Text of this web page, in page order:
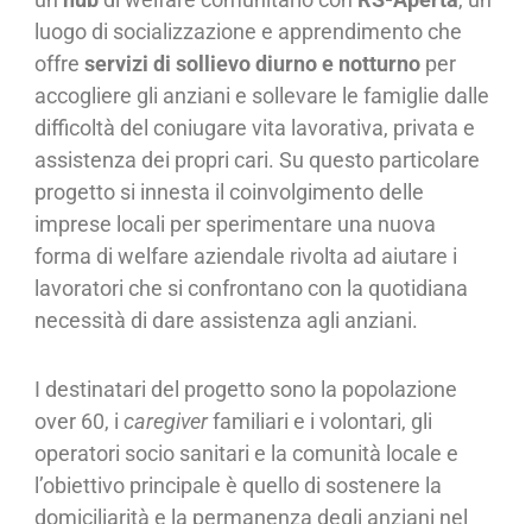
luogo di socializzazione e apprendimento che
offreservizi di sollievo diurno e notturno per
accogliere gli anziani e sollevare le famiglie dalle
difficoltà del coniugare vita lavorativa, privata e
assistenza dei propri cari. Su questo particolare
progetto si innesta il coinvolgimento delle
imprese locali per sperimentare una nuova
forma di welfare aziendale rivolta ad aiutare i
lavoratori che si confrontano con la quotidiana
necessità di dare assistenza agli anziani.
I destinatari del progetto sono la popolazione
over 60, icaregiverfamiliari e i volontari, gli
operatori socio sanitari e la comunità locale e
l’obiettivo principale è quello di sostenere la
domiciliarità e la permanenza degli anziani nel